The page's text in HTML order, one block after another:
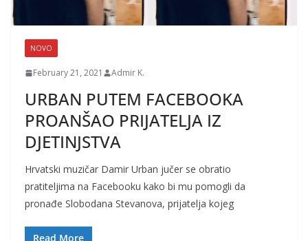
NOVO
February 21, 2021 Admir K.
URBAN PUTEM FACEBOOKA
PROANŠAO PRIJATELJA IZ
DJETINJSTVA
Hrvatski muzičar Damir Urban jučer se obratio
pratiteljima na Facebooku kako bi mu pomogli da
pronađe Slobodana Stevanova, prijatelja kojeg
Read More